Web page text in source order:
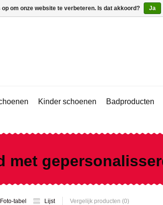
Kinder schoenen
Badproducten
met
Foto-tabel Lijst Vergelijk producten (0)
om onze website te verbeteren. Is dat akkoord? Ja